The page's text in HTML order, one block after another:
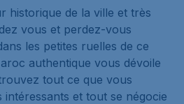
historique de la ville et très
vous et perdez-vous
les petites ruelles de ce
authentique vous dévoile
tout ce que vous
et tout se négocie